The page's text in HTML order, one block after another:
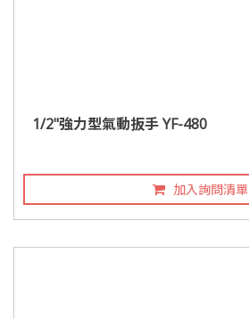
1/2"強力型氣動扳手 YF-480
加入詢問清單